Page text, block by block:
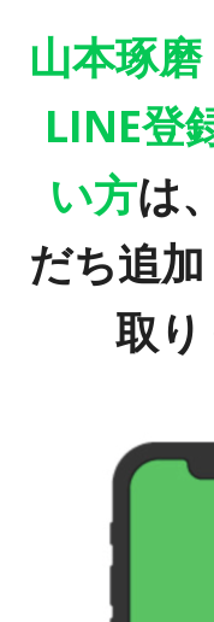
山本琢
LINE登
い方は、
だち追
取り